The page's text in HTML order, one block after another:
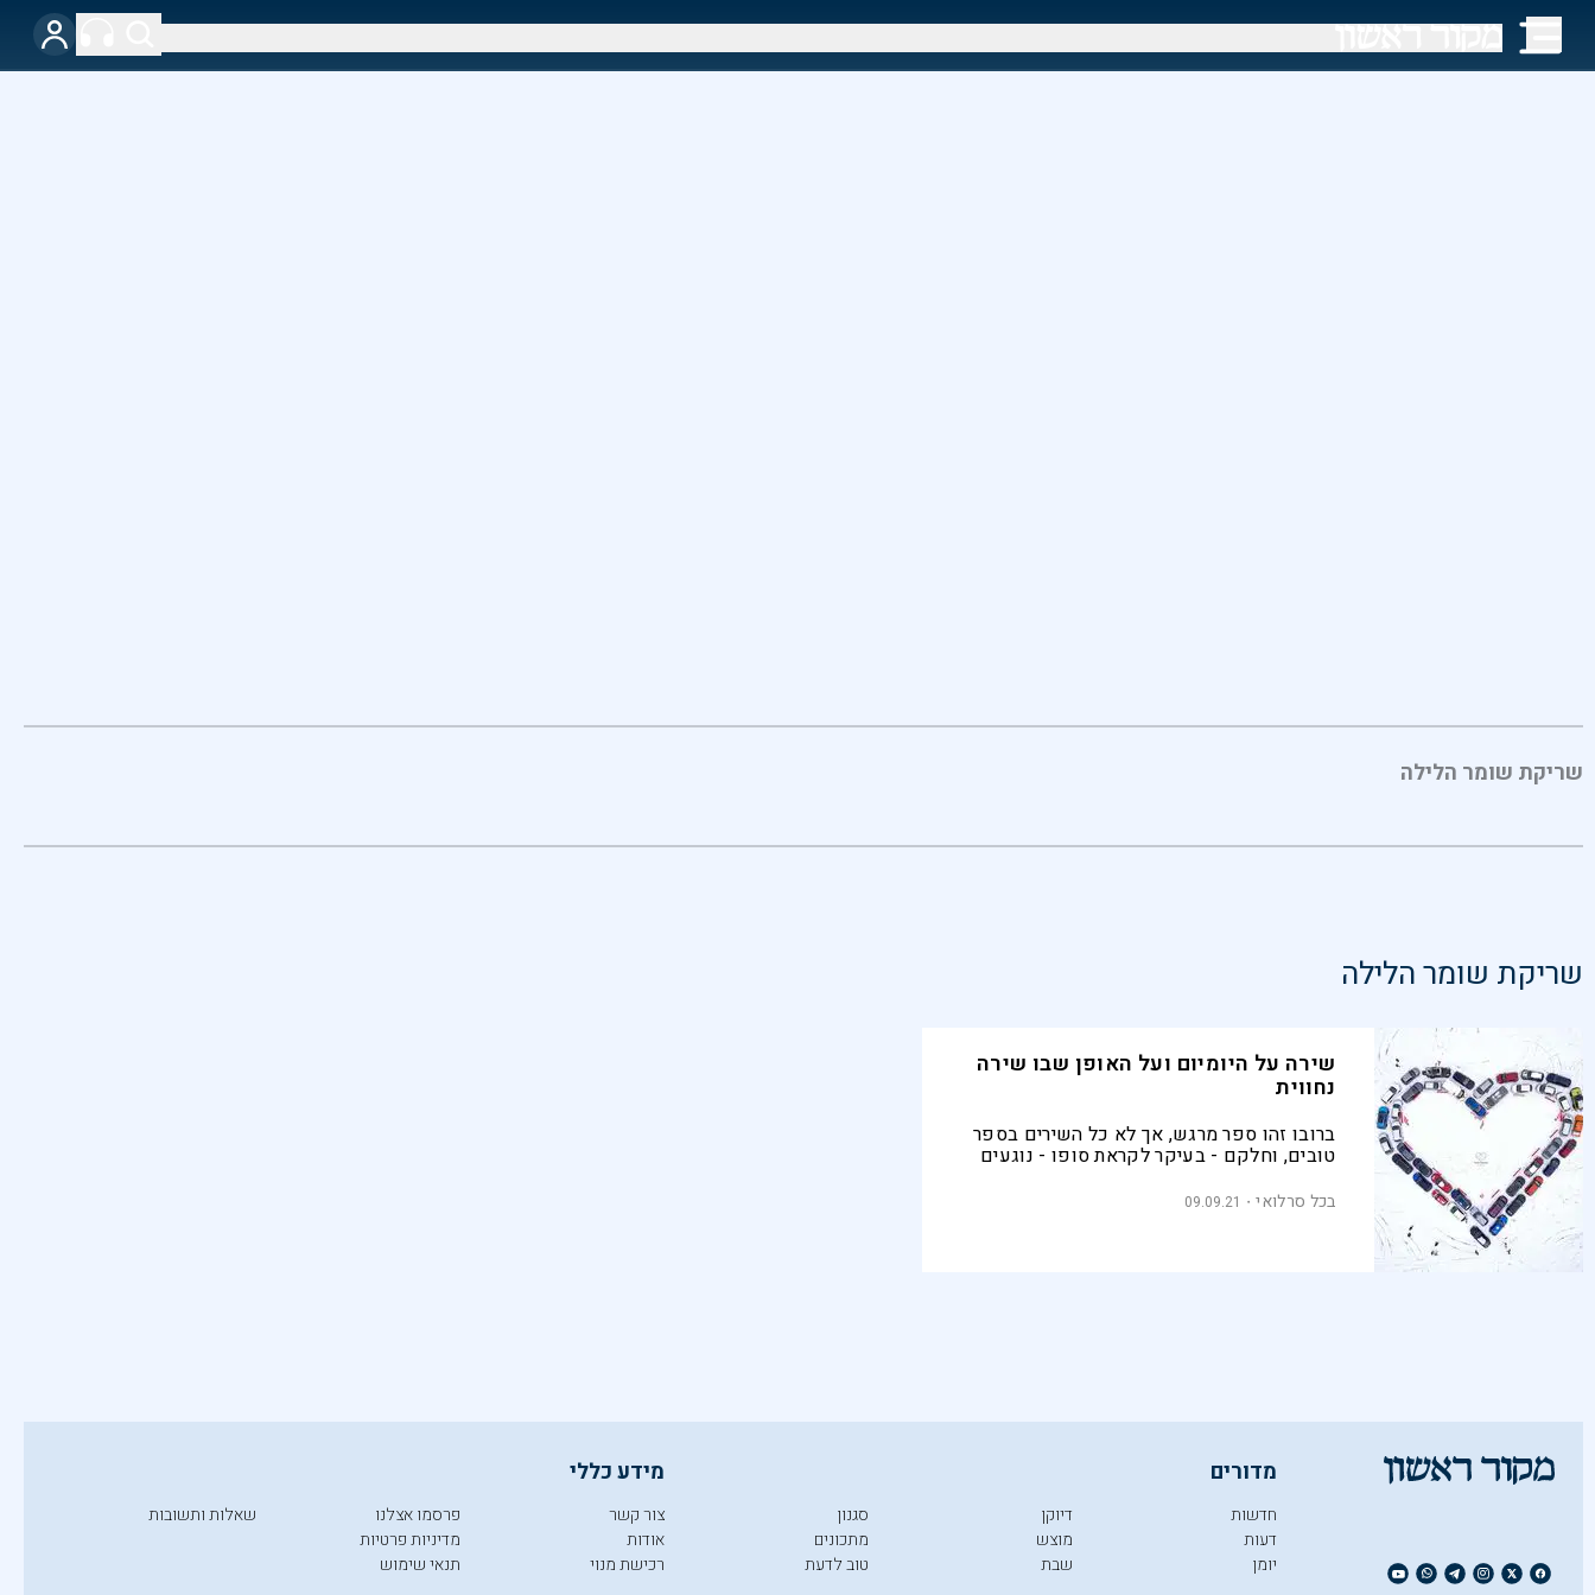
שריקת שומר הלילה
שריקת שומר הלילה
שירה על היומיום ועל האופן שבו שירה
נחווית
ברובו זהו ספר מרגש, אך לא כל השירים בספר
טובים, וחלקם - בעיקר לקראת סופו - נוגעים
בכל סרלואי 09.09.21
מדורים
חדשות
דעות
יומן
דיוקן
מוצש
שבת
סגנון
מתכונים
טוב לדעת
מידע כללי
צור קשר
אודות
רכישת מנוי
פרסמו אצלנו
מדיניות פרטיות
תנאי שימוש
שאלות ותשובות